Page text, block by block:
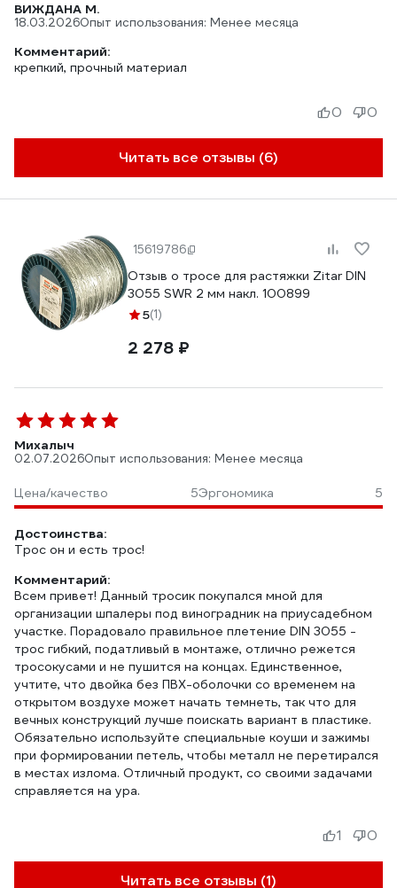
ВИЖДАНА М.
18.03.2026Опыт использования: Менее месяца
Комментарий:
крепкий, прочный материал
Читать все отзывы (6)
0 0
15619786
Отзыв о тросе для растяжки Zitar DIN
3055 SWR 2 мм накл. 100899
5(1)
2 278 ₽
Михалыч
02.07.2026Опыт использования: Менее месяца
Цена/качество 5Эргономика 5
Достоинства:
Трос он и есть трос!
Комментарий:
Всем привет! Данный тросик покупался мной для
организации шпалеры под виноградник на приусадебном
участке. Порадовало правильное плетение DIN 3055 -
трос гибкий, податливый в монтаже, отлично режется
тросокусами и не пушится на концах. Единственное,
учтите, что двойка без ПВХ-оболочки со временем на
открытом воздухе может начать темнеть, так что для
вечных конструкций лучше поискать вариант в пластике.
Обязательно используйте специальные коуши и зажимы
при формировании петель, чтобы металл не перетирался
в местах излома. Отличный продукт, со своими задачами
справляется на ура.
Читать все отзывы (1)
1 0